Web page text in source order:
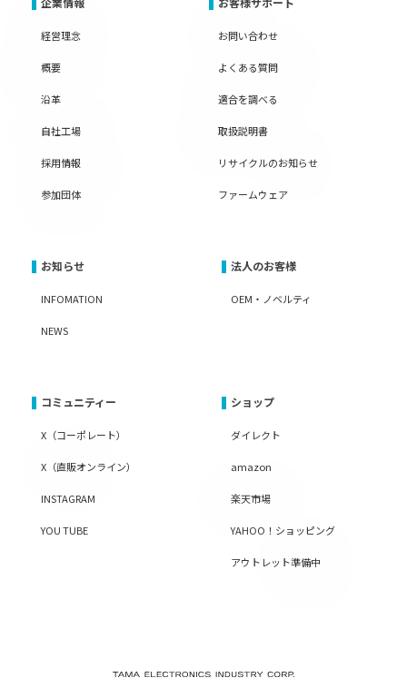
経営理念
概要
沿革
自社工場
採用情報
参加団体
お問い合わせ
よくある質問
適合を調べる
取扱説明書
リサイクルのお知らせ
ファームウェア
お知らせ
INFOMATION
NEWS
法人のお客様
OEM・ノベルティ
コミュニティー
X（コーポレート）
X（直販オンライン）
INSTAGRAM
YOU TUBE
ショップ
ダイレクト
amazon
楽天市場
YAHOO！ショッピング
アウトレット準備中